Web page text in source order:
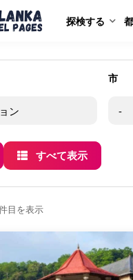
探検する
ン
市
すべて表示
目を表示